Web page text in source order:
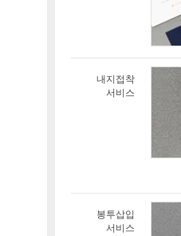
내지접착
서비스
봉투삽입
서비스